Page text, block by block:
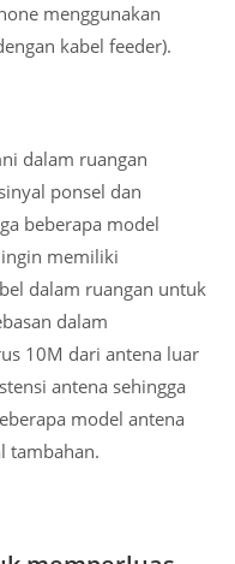
menggunakan
kabel feeder).
dalam ruangan
ponsel dan
beberapa model
ingin memiliki
dalam ruangan untuk
dalam
10M dari antena luar
antena sehingga
model antena
tambahan.